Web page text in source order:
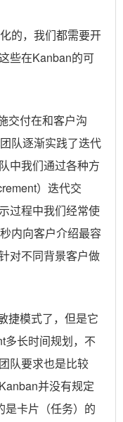
的，我们都需要开
些在Kanban的可
交付在和客户沟
队逐渐实践了迭代
中我们通过各种方
）迭代交
过程中我们经常使
内向客户介绍最容
对不同背景客户做
捷模式了，但是它
多长时间规划，不
队要求也是比较
并没有规定
是卡片（任务）的